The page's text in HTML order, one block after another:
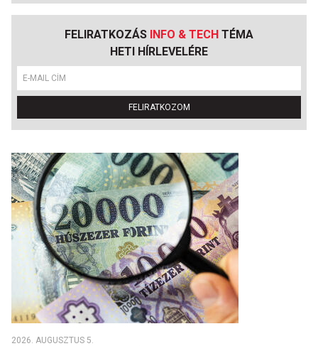
FELIRATKOZÁS INFO & TECH TÉMA
HETI HÍRLEVELÉRE
FELIRATKOZOM
2026. AUGUSZTUS 5.